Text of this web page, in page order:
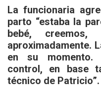
La funcionaria
parto “estaba la
bebé,
aproximadamente.
en su momento.
control, en base
técnico de Patricio”.